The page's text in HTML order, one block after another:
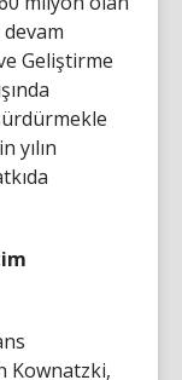
Geliştirme
yılın
Kownatzki,